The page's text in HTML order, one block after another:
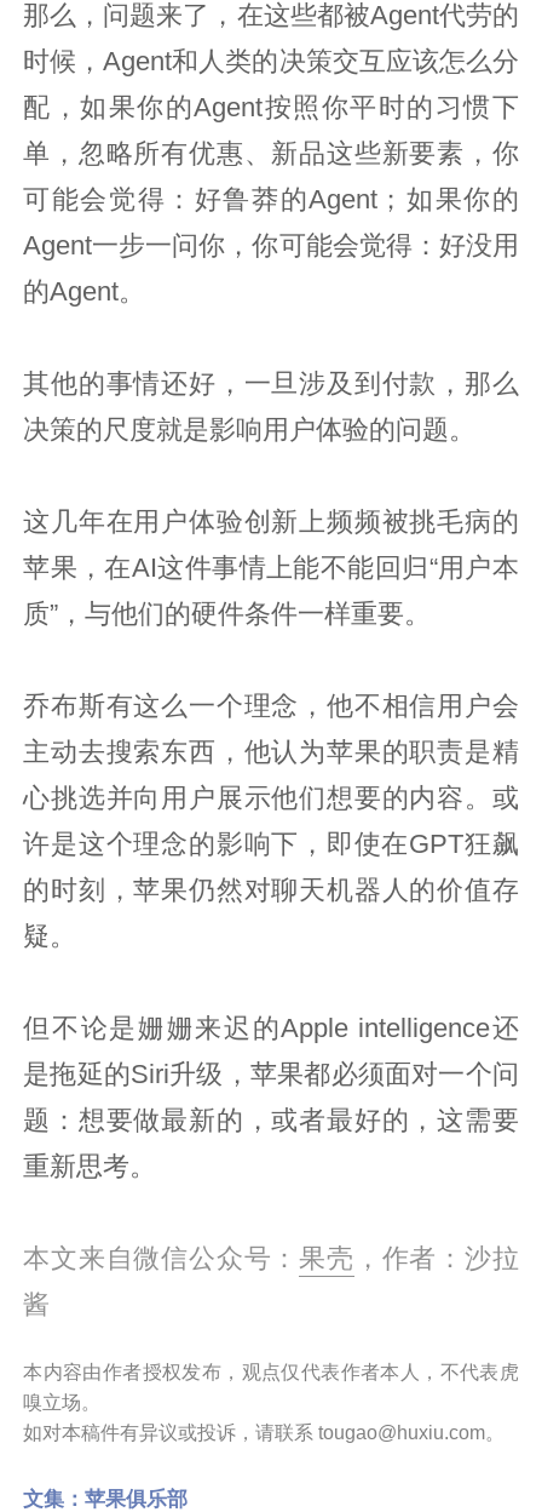
那么，问题来了，在这些都被Agent代劳的
时候，Agent和人类的决策交互应该怎么分
配，如果你的Agent按照你平时的习惯下
单，忽略所有优惠、新品这些新要素，你
可能会觉得：好鲁莽的Agent；如果你的
Agent一步一问你，你可能会觉得：好没用
的Agent。
其他的事情还好，一旦涉及到付款，那么
决策的尺度就是影响用户体验的问题。
这几年在用户体验创新上频频被挑毛病的
苹果，在AI这件事情上能不能回归“用户本
质”，与他们的硬件条件一样重要。
乔布斯有这么一个理念，他不相信用户会
主动去搜索东西，他认为苹果的职责是精
心挑选并向用户展示他们想要的内容。或
许是这个理念的影响下，即使在GPT狂飙
的时刻，苹果仍然对聊天机器人的价值存
疑。
但不论是姗姗来迟的Apple intelligence还
是拖延的Siri升级，苹果都必须面对一个问
题：想要做最新的，或者最好的，这需要
重新思考。
本文来自微信公众号：果壳 ，作者：沙拉
酱
本内容由作者授权发布，观点仅代表作者本人，不代表虎
嗅立场。
如对本稿件有异议或投诉，请联系 tougao@huxiu.com。
文集：苹果俱乐部